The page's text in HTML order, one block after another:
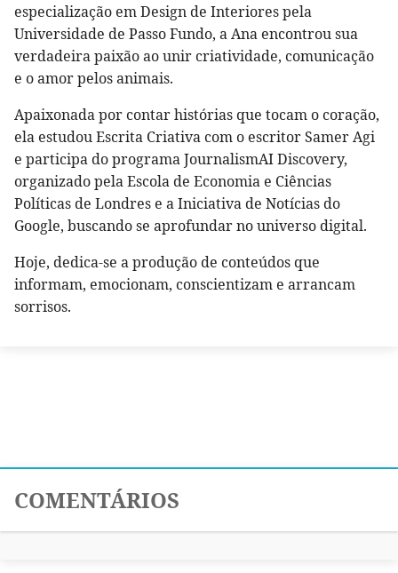
especialização em Design de Interiores pela
Universidade de Passo Fundo, a Ana encontrou sua
verdadeira paixão ao unir criatividade, comunicação
e o amor pelos animais.
Apaixonada por contar histórias que tocam o coração,
ela estudou Escrita Criativa com o escritor Samer Agi
e participa do programa JournalismAI Discovery,
organizado pela Escola de Economia e Ciências
Políticas de Londres e a Iniciativa de Notícias do
Google, buscando se aprofundar no universo digital.
Hoje, dedica-se a produção de conteúdos que
informam, emocionam, conscientizam e arrancam
sorrisos.
COMENTÁRIOS